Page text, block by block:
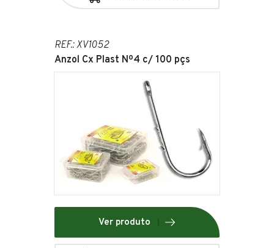
REF.: XV1052
Anzol Cx Plast Nº4 c/ 100 pçs
Ver produto